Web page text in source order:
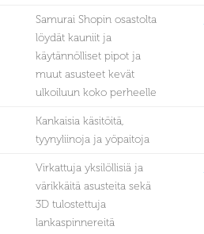
Samurai Shopin osastolta
löydät kauniit ja
käytännölliset pipot ja
muut asusteet kevät
ulkoiluun koko perheelle
Kankaisia käsitöitä,
tyynyliinoja ja yöpaitoja
Virkattuja yksilöllisiä ja
värikkäitä asusteita sekä
3D tulostettuja
lankaspinnereitä